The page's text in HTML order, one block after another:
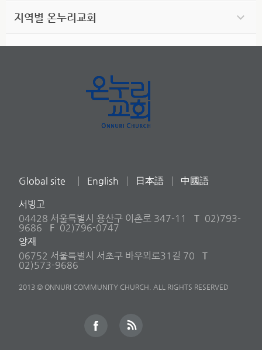
지역별 온누리교회
Global site English 日本語 中國語
서빙고
04428 서울특별시 용산구 이촌로 347-11
T 02)793-
9686
F 02)796-0747
양재
06752 서울특별시 서초구 바우뫼로31길 70
T
02)573-9686
2013 © ONNURI COMMUNITY CHURCH. ALL RIGHTS RESERVED